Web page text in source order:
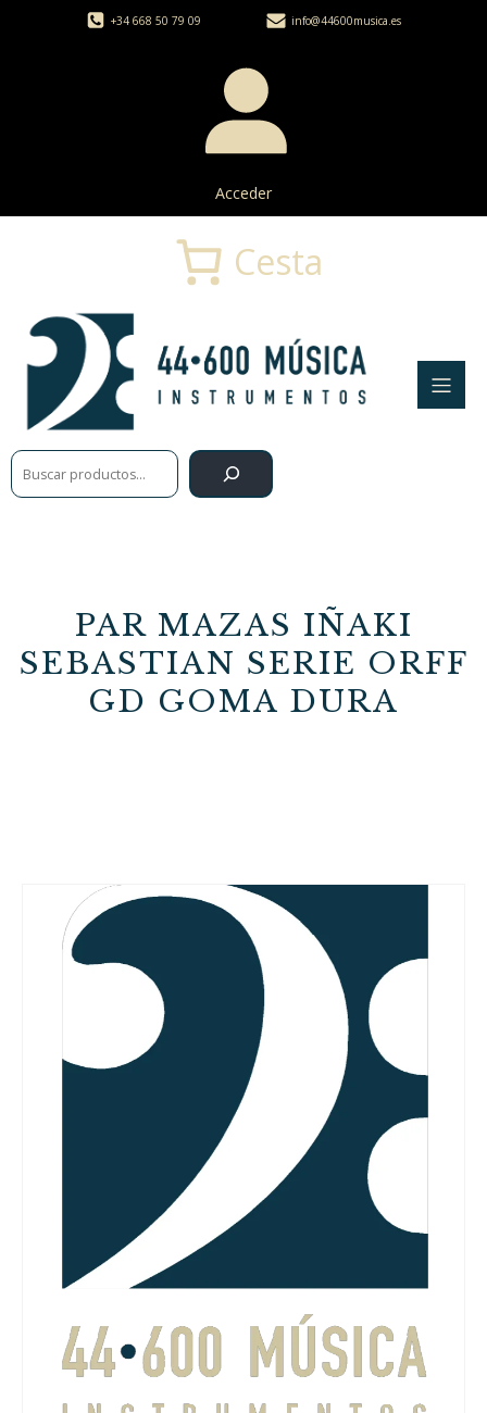
+34 668 50 79 09 info@44600musica.es
Acceder
Buscar
Cesta
PAR MAZAS IÑAKI
SEBASTIAN SERIE ORFF
GD GOMA DURA